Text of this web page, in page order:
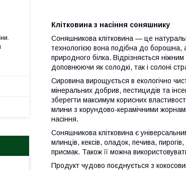
Клітковина з насіння соняшнику
Соняшникова клітковина — це
технологією вона подібна до борошна,
природного білка. Відрізняється
доповнюючи як солодкі, так і солоні
Сировина вирощується в екологічно
мінеральних добрив, пестицидів та
зберегти максимум корисних
млини з корундово-керамічними
насіння.
Соняшникова клітковина є
млинців, кексів, оладок, печива,
присмак. Також її можна
Продукт чудово поєднується з